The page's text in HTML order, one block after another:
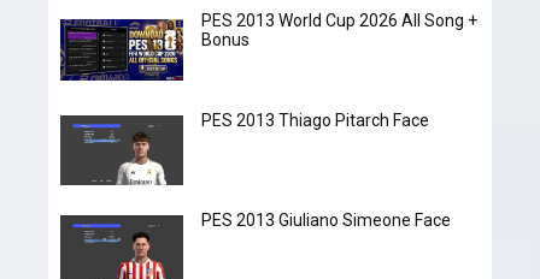
PES 2013 World Cup 2026 All Song +
Bonus
PES 2013 Thiago Pitarch Face
PES 2013 Giuliano Simeone Face